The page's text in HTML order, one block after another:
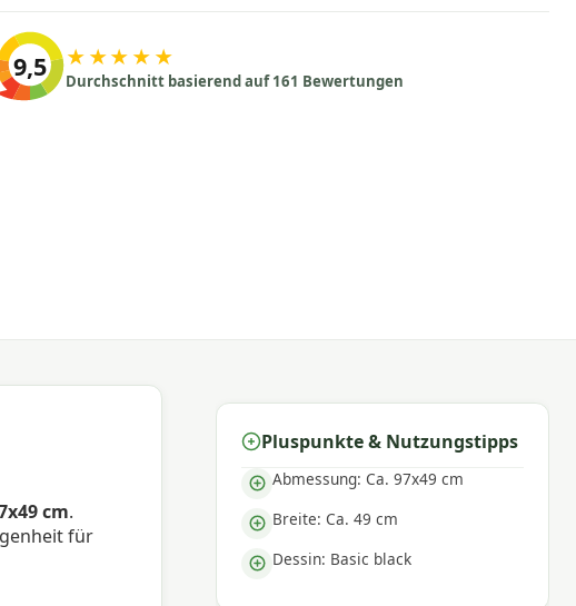
9,5 ★★★★★
Durchschnitt basierend auf 161 Bewertungen
cm.
für
Pluspunkte & Nutzungstipps
Abmessung: Ca. 97x49 cm
Breite: Ca. 49 cm
Dessin: Basic black